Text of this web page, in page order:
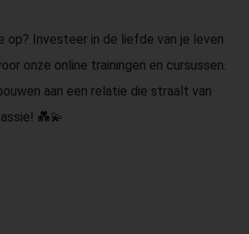
op? Investeer in de liefde van je leven
onze online trainingen en cursussen.
aan een relatie die straalt van
💑💫